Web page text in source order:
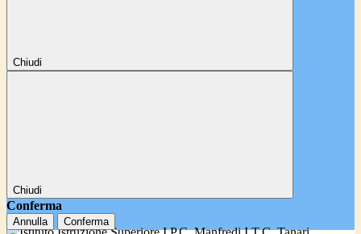
Chiudi
Chiudi
Conferma
Annulla Conferma